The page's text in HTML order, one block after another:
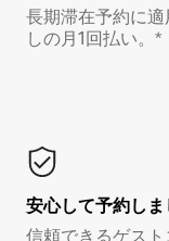
長期滞在予約に
しの月1回払い。*
安心して予約しま
信頼できるゲス